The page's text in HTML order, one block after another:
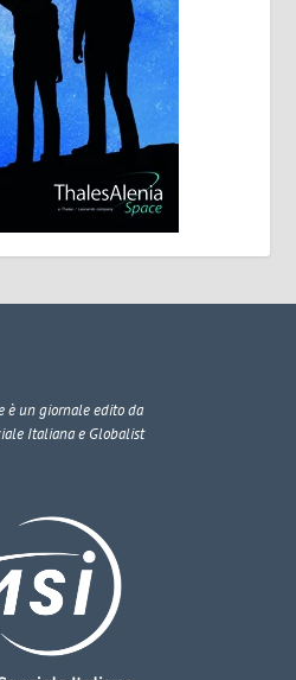
è un giornale edito da
Italiana e Globalist